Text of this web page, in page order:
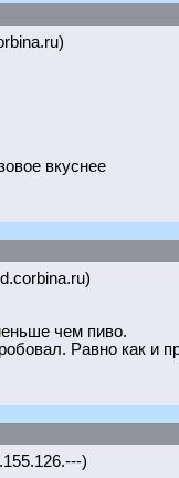
вкуснее
чем пиво.
Равно как и
)